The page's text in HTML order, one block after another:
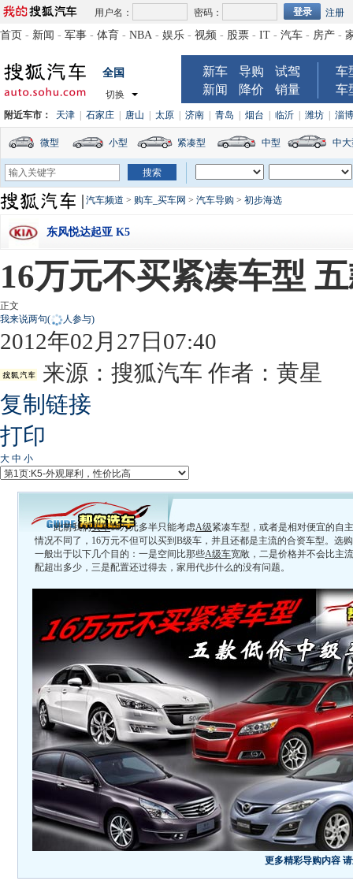
用户名： 密码： 注册
首页 - 新闻 - 军事 - 体育 - NBA - 娱乐 - 视频 - 股票 - IT - 汽车 - 房产 -
全国
切换
新车 导购
试驾
新闻
降价 销量
车
车
附近车市： 天津 石家庄 唐山 太原 济南 青岛 烟台 临沂 潍坊 淄博
微型 小型 紧凑型 中型 中
汽车频道 > 购车_买车网 > 汽车导购 > 初步海选
东风悦达起亚 K5
16万元不买紧凑车型
正文
我来说两句( 人参与)
2012年02月27日07:40
来源： 搜狐汽车 作者：黄星
复制链接
打印
大 中 小
此前我们买车16万元多半只能考虑A级紧凑车型，或者是相对便宜的自主
情况不同了，16万元不但可以买到 B级车 ，并且还都是主流的合资车型。选
一般出于以下几个目的：一是空间比那些A级车宽敞，二是价格并不会比主
配超出多少，三是配置还过得去，家用代步什么的没有问题。
更多精彩导购内容